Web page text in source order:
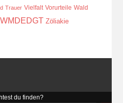
Trauer Vielfalt Vorurteile Wald
WMDEDGT Zöliakie
du finden?